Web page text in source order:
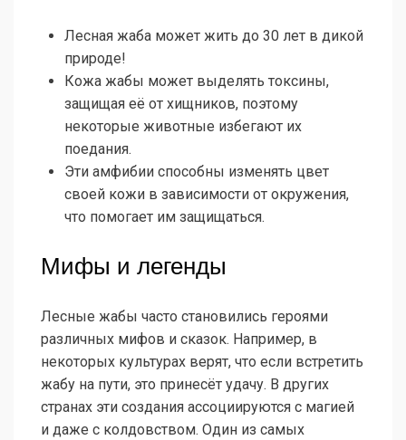
Лесная жаба может жить до 30 лет в дикой
природе!
Кожа жабы может выделять токсины,
защищая её от хищников, поэтому
некоторые животные избегают их
поедания.
Эти амфибии способны изменять цвет
своей кожи в зависимости от окружения,
что помогает им защищаться.
Мифы и легенды
Лесные жабы часто становились героями
различных мифов и сказок. Например, в
некоторых культурах верят, что если встретить
жабу на пути, это принесёт удачу. В других
странах эти создания ассоциируются с магией
и даже с колдовством. Один из самых